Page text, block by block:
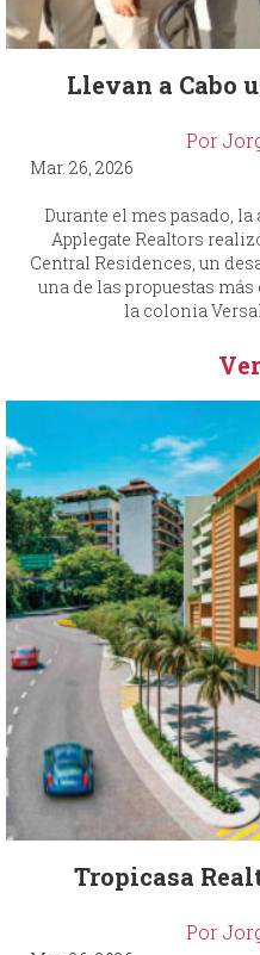
Llevan a Cabo
Por
Mar. 26, 2026
Durante el mes pasado,
Applegate Realtors
Central Residences, un
una de las propuestas
la colonia
Tropicasa
Por